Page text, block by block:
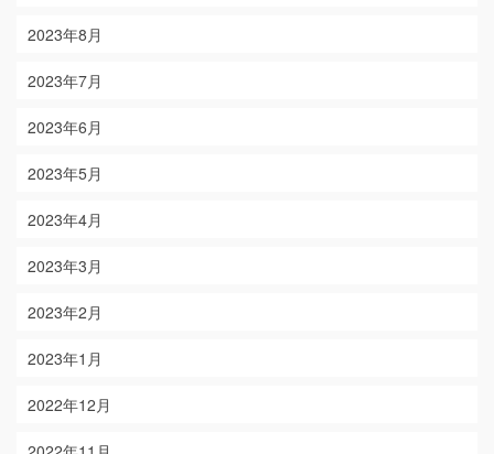
2023年8月
2023年7月
2023年6月
2023年5月
2023年4月
2023年3月
2023年2月
2023年1月
2022年12月